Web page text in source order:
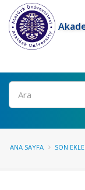
Ara
ANA SAYFA SON